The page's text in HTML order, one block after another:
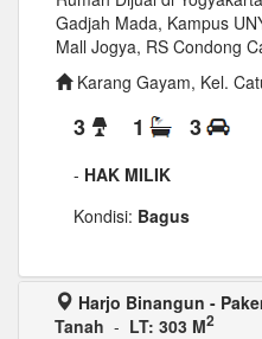
Gadjah Mada, Kampus
Mall Jogya, RS Condong
Karang Gayam, Kel.
3 1 3
- HAK MILIK
Kondisi: Bagus
Harjo Binangun -
Tanah - LT: 303 M2